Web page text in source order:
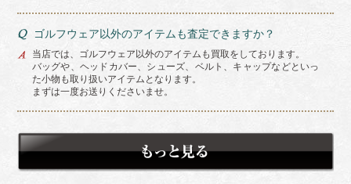
ゴルフウェア以外のアイテムも査定できますか？
当店では、ゴルフウェア以外のアイテムも買取をしております。
バッグや、ヘッドカバー、シューズ、ベルト、キャップなどといっ
た小物も取り扱いアイテムとなります。
まずは一度お送りくださいませ。